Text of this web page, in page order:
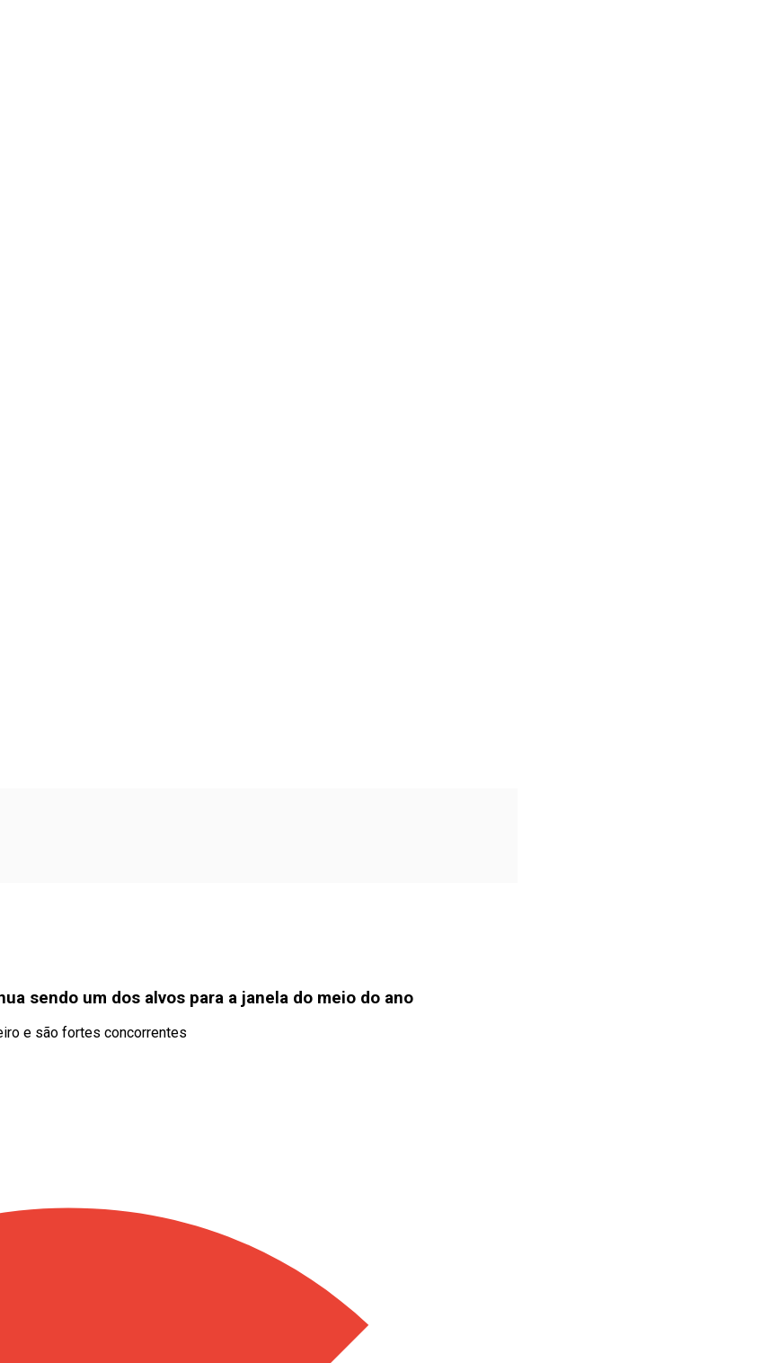
sendo um dos alvos para a janela do meio do ano
e são fortes concorrentes